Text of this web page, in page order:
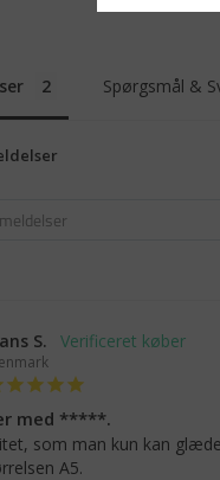
Spørgsmål &
S.
med *****.
som man kun kan
A5.